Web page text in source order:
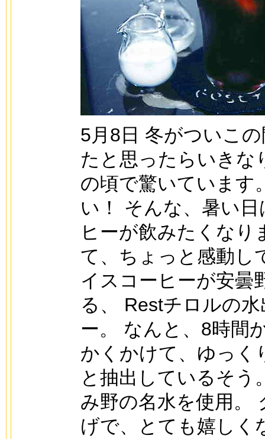
5月8日 冬がついこ
たと思ったらいきな
の頃で驚いています
い！ そんな、暑い
ヒーが飲みたくなり
て、ちょっと感動し
イスコーヒーが安曇
る、 Restチロルの
ー。 なんと、8時間
かくかけて、ゆっく
と抽出しているそう
み野の名水を使用。
げで、とても嬉しく